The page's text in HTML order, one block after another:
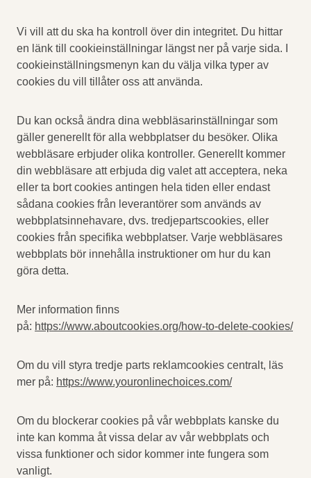
Vi vill att du ska ha kontroll över din integritet. Du hittar
en länk till cookieinställningar längst ner på varje sida. I
cookieinställningsmenyn kan du välja vilka typer av
cookies du vill tillåter oss att använda.
Du kan också ändra dina webbläsarinställningar som
gäller generellt för alla webbplatser du besöker. Olika
webbläsare erbjuder olika kontroller. Generellt kommer
din webbläsare att erbjuda dig valet att acceptera, neka
eller ta bort cookies antingen hela tiden eller endast
sådana cookies från leverantörer som används av
webbplatsinnehavare, dvs. tredjepartscookies, eller
cookies från specifika webbplatser. Varje webbläsares
webbplats bör innehålla instruktioner om hur du kan
göra detta.
Mer information finns
på: https://www.aboutcookies.org/how-to-delete-cookies/
Om du vill styra tredje parts reklamcookies centralt, läs
mer på: https://www.youronlinechoices.com/
Om du blockerar cookies på vår webbplats kanske du
inte kan komma åt vissa delar av vår webbplats och
vissa funktioner och sidor kommer inte fungera som
vanligt.